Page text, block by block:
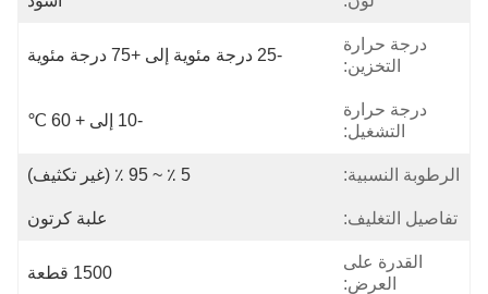
درجة حرارة
التخزين:
درجة حرارة
التشغيل:
الرطوبة النسبية: 5 ٪ ~ 95 ٪ (غير تكثيف)
تفاصيل التغليف: علبة كرتون
القدرة على
العرض:
1500 قطعة